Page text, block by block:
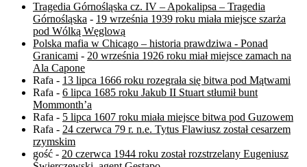
Tragedia Górnośląska cz. IV – Apokalipsa – Tragedia
Górnośląska - 19 września 1939 roku miała miejsce szarża
pod Wólką Węglową
Polska mafia w Chicago – historia prawdziwa - Ponad
Granicami - 20 września 1926 roku miał miejsce zamach na
Ala Capone
Rafa - 13 lipca 1666 roku rozegrała się bitwa pod Mątwami
Rafa - 6 lipca 1685 roku Jakub II Stuart stłumił bunt
Mommonth’a
Rafa - 5 lipca 1607 roku miała miejsce bitwa pod Guzowem
Rafa - 24 czerwca 79 r. n.e. Tytus Flawiusz został cesarzem
rzymskim
gość - 20 czerwca 1944 roku został rozstrzelany Eugeniusz